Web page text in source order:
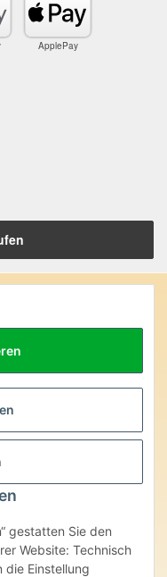
gestatten Sie den
Website: Technisch
die Einstellung
ApplePay
esoterischen Bereich
Wir weisen
mental-geistig) einzelner
anerkannt oder
gemachten Angaben
und langjähriger
den Besuch beim Arzt